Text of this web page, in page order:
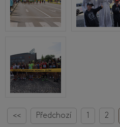
<< Předchozí 1 2